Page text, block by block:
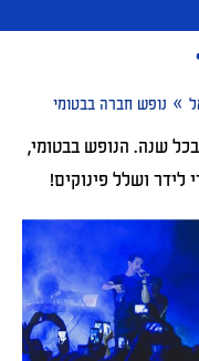
» נופש חברה בבטומי
שנה. הנופש בבטומי,
לידר ושלל פינוקים!